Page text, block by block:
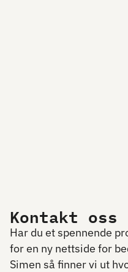
Kontakt oss
Har du et spennende
for en ny nettside for
Simen så finner vi ut